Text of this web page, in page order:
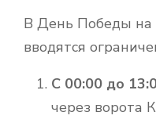
В День Победы на
вводятся
С 00:00 до
через ворота